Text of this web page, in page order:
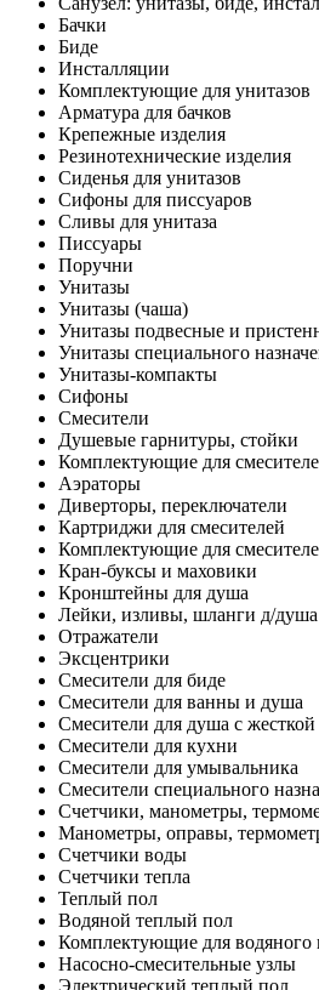
Бачки
Биде
Инсталляции
Комплектующие для унитазов
Арматура для бачков
Крепежные изделия
Резинотехнические изделия
Сиденья для унитазов
Сифоны для писсуаров
Сливы для унитаза
Писсуары
Поручни
Унитазы
Унитазы (чаша)
Унитазы подвесные и
Унитазы специального
Унитазы-компакты
Сифоны
Смесители
Душевые гарнитуры, стойки
Комплектующие для
Аэраторы
Диверторы, переключатели
Картриджи для смесителей
Комплектующие для
Кран-буксы и маховики
Кронштейны для душа
Лейки, изливы, шланги д/душа
Отражатели
Эксцентрики
Смесители для биде
Смесители для ванны и душа
Смесители для душа с жесткой
Смесители для кухни
Смесители для умывальника
Смесители специального
Счетчики, манометры,
Манометры, оправы,
Счетчики воды
Счетчики тепла
Теплый пол
Водяной теплый пол
Комплектующие для водяного
Насосно-смесительные узлы
Электрический теплый пол